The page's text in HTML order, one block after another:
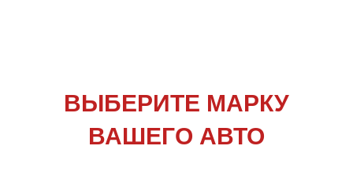
ВЫБЕРИТЕ МАРКУ
ВАШЕГО АВТО